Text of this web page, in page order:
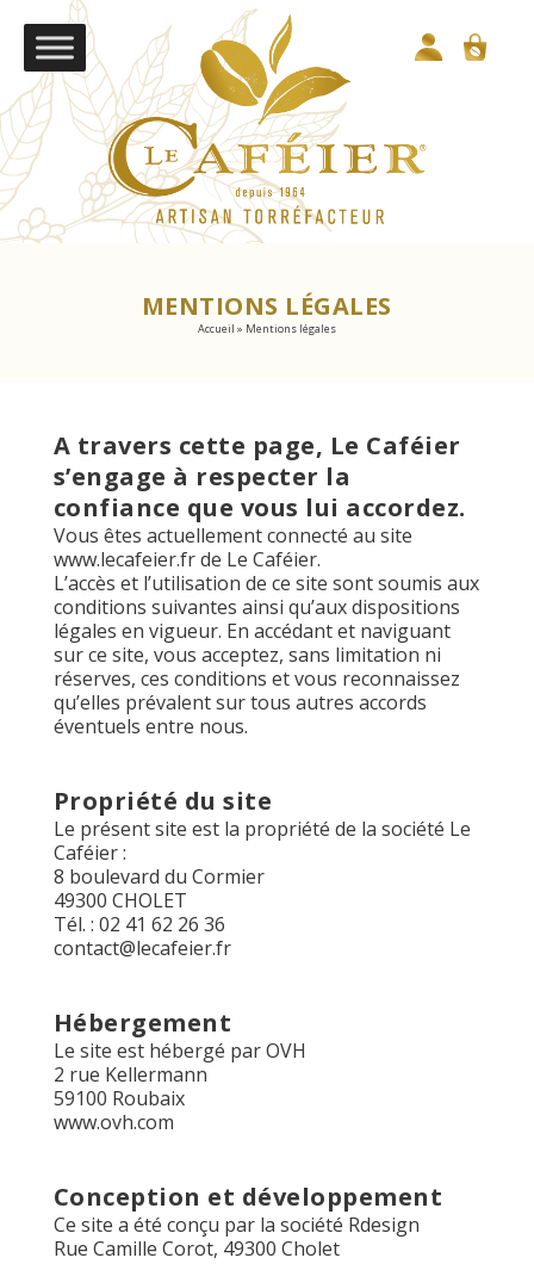
MENTIONS LÉGALES
Accueil » Mentions légales
A travers cette page, Le Caféier
s’engage à respecter la
confiance que vous lui accordez.
Vous êtes actuellement connecté au site
www.lecafeier.frde Le Caféier.
L’accès et l’utilisation de ce site sont soumis aux
conditions suivantes ainsi qu’aux dispositions
légales en vigueur. En accédant et naviguant
sur ce site, vous acceptez, sans limitation ni
réserves, ces conditions et vous reconnaissez
qu’elles prévalent sur tous autres accords
éventuels entre nous.
Propriété du site
Le présent site est la propriété de la société Le
Caféier :
8 boulevard du Cormier
49300 CHOLET
Tél. : 02 41 62 26 36
contact@lecafeier.fr
Hébergement
Le site est hébergé par OVH
2 rue Kellermann
59100 Roubaix
www.ovh.com
Conception et développement
Ce site a été conçu par la société Rdesign
Rue Camille Corot, 49300 Cholet